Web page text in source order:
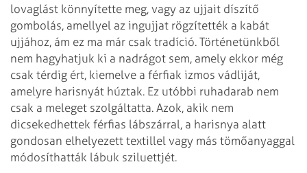
lovaglást könnyítette meg, vagy az ujjait díszítő
gombolás, amellyel az ingujjat rögzítették a kabát
ujjához, ám ez ma már csak tradíció. Történetünkből
nem hagyhatjuk ki a nadrágot sem, amely ekkor még
csak térdig ért, kiemelve a férfiak izmos vádliját,
amelyre harisnyát húztak. Ez utóbbi ruhadarab nem
csak a meleget szolgáltatta. Azok, akik nem
dicsekedhettek férfias lábszárral, a harisnya alatt
gondosan elhelyezett textillel vagy más tömőanyaggal
módosíthatták lábuk sziluettjét.